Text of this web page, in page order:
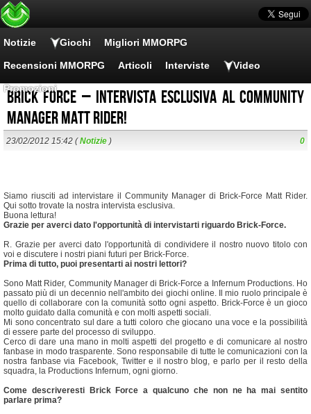
Notizie Giochi Migliori MMORPG
Recensioni MMORPG Articoli Interviste Video
Promozioni
Brick Force – Intervista esclusiva al Community
Manager Matt Rider!
23/02/2012 15:42 (Notizie ) 0
Siamo riusciti ad intervistare il Community Manager di Brick-Force Matt Rider.
Qui sotto trovate la nostra intervista esclusiva.
Buona lettura!
Grazie per averci dato l'opportunità di intervistarti riguardo Brick-Force.
R. Grazie per averci dato l'opportunità di condividere il nostro nuovo titolo con
voi e discutere i nostri piani futuri per Brick-Force.
Prima di tutto, puoi presentarti ai nostri lettori?
Sono Matt Rider, Community Manager di Brick-Force a Infernum Productions. Ho
passato più di un decennio nell'ambito dei giochi online. Il mio ruolo principale è
quello di collaborare con la comunità sotto ogni aspetto. Brick-Force è un gioco
molto guidato dalla comunità e con molti aspetti sociali.
Mi sono concentrato sul dare a tutti coloro che giocano una voce e la possibilità
di essere parte del processo di sviluppo.
Cerco di dare una mano in molti aspetti del progetto e di comunicare al nostro
fanbase in modo trasparente. Sono responsabile di tutte le comunicazioni con la
nostra fanbase via Facebook, Twitter e il nostro blog, e parlo per il resto della
squadra, la Productions Infernum, ogni giorno.
Come descriveresti Brick Force a qualcuno che non ne ha mai sentito
parlare prima?